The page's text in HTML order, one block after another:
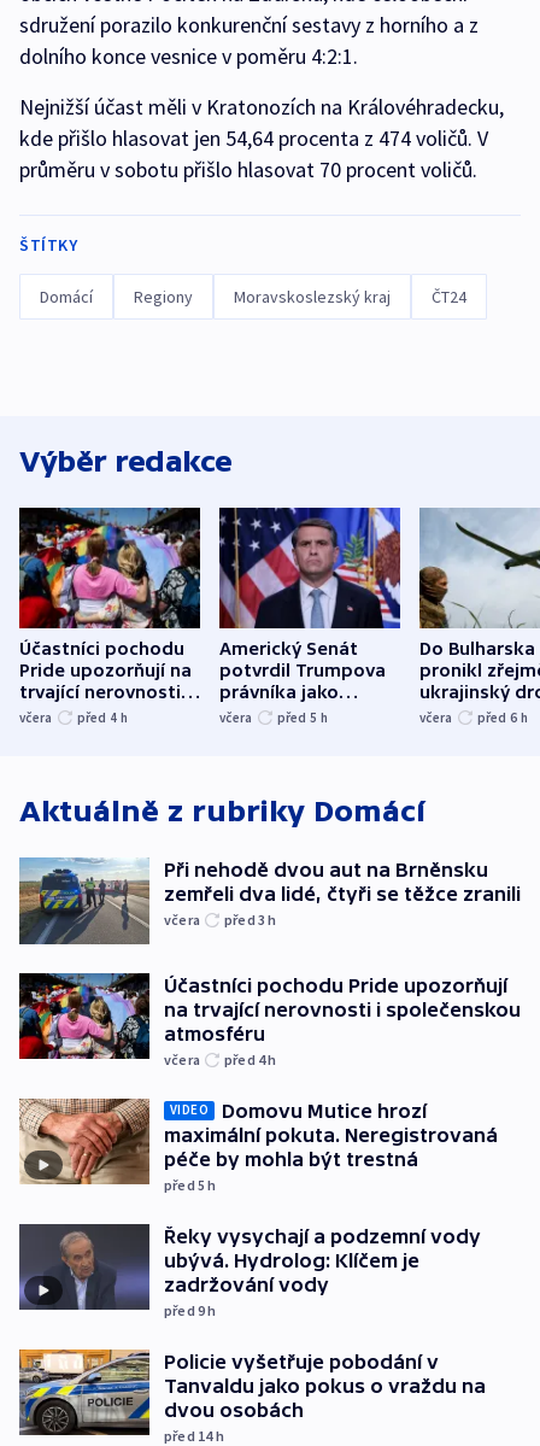
sdružení porazilo konkurenční sestavy z horního a z
dolního konce vesnice v poměru 4:2:1.
Nejnižší účast měli v Kratonozích na Královéhradecku,
kde přišlo hlasovat jen 54,64 procenta z 474 voličů. V
průměru v sobotu přišlo hlasovat 70 procent voličů.
ŠTÍTKY
Domácí Regiony Moravskoslezský kraj ČT24
Výběr redakce
Účastníci pochodu
Pride upozorňují na
trvající nerovnosti i
společenskou
včera před 4 h
Americký Senát
potvrdil Trumpova
právníka jako
ministra
včera před 5 h
Do Bulharska
pronikl
ukrajinský
explodoval
včera před 6 h
Aktuálně z rubriky Domácí
Při nehodě dvou aut na Brněnsku
zemřeli dva lidé, čtyři se těžce zranili
včera před 3h
Účastníci pochodu Pride upozorňují
na trvající nerovnosti i společenskou
atmosféru
včera před 4h
VIDEO
Domovu Mutice hrozí
maximální pokuta. Neregistrovaná
péče by mohla být trestná
před 5h
Řeky vysychají a podzemní vody
ubývá. Hydrolog: Klíčem je
zadržování vody
před 9h
Policie vyšetřuje pobodání v
Tanvaldu jako pokus o vraždu na
dvou osobách
před 14h